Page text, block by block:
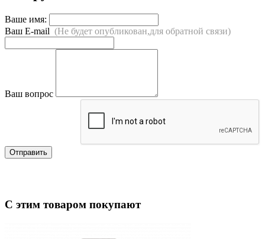
Ваше имя:
Ваш E-mail (Не будет опубликован,для обратной связи)
Ваш вопрос
Отправить
С этим товаром покупают